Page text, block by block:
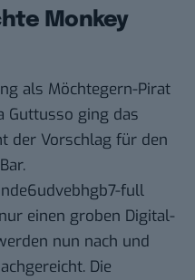
Monkey
als Möchtegern-Pirat
Guttusso ging das
der Vorschlag für den
einen groben Digital-
nun nach und
Die